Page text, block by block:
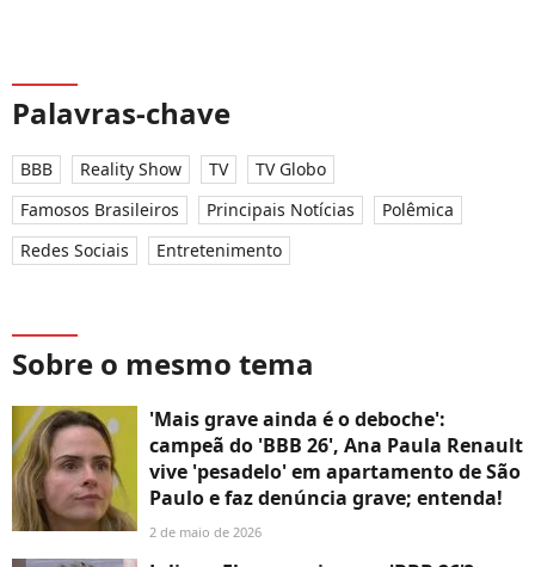
Palavras-chave
BBB Reality Show TV
TV Globo
Famosos Brasileiros
Principais Notícias
Polêmica
Redes Sociais
Entretenimento
Sobre o mesmo tema
'Mais grave ainda é o deboche':
campeã do 'BBB 26', Ana Paula Renault
vive 'pesadelo' em apartamento de São
Paulo e faz denúncia grave; entenda!
2 de maio de 2026